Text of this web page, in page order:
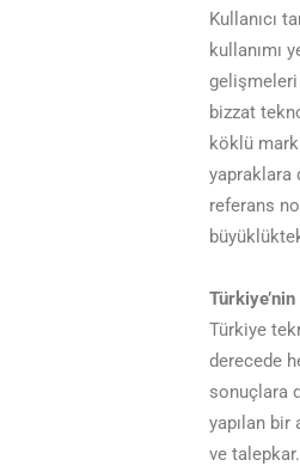
Kullanıcı
kullanımı
gelişmeleri
bizzat
köklü
yapraklara
referans
Türkiye
derecede
sonuçlara
yapılan
ve